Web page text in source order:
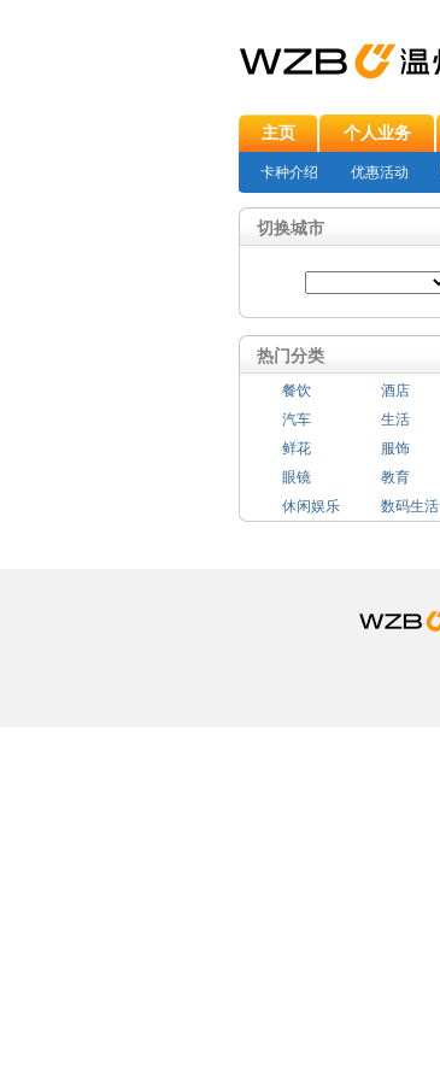
主页 个人业务
卡种介绍 优惠活动
切换城市
热门分类
餐饮
酒店
汽车
生活
鲜花
服饰
眼镜
教育
休闲娱乐
数码生活